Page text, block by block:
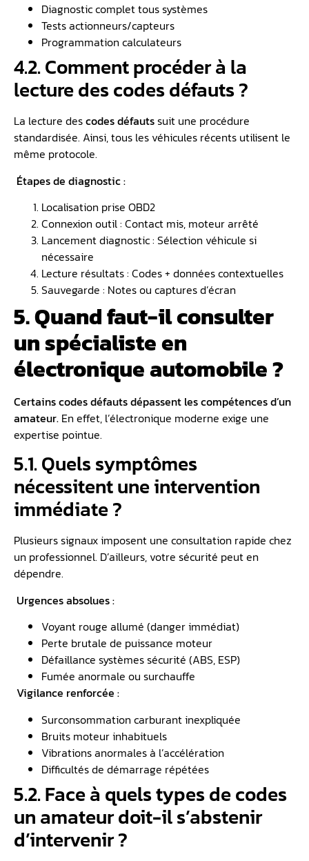
Diagnostic complet tous systèmes
Tests actionneurs/capteurs
Programmation calculateurs
4.2. Comment procéder à la
lecture des codes défauts ?
La lecture descodes défautssuit une procédure
standardisée. Ainsi, tous les véhicules récents utilisent le
même protocole.
Étapes de diagnostic :
Localisation prise OBD2
Connexion outil : Contact mis, moteur arrêté
Lancement diagnostic : Sélection véhicule si
nécessaire
Lecture résultats : Codes + données contextuelles
Sauvegarde : Notes ou captures d’écran
5. Quand faut-il consulter
un spécialiste en
électronique automobile ?
Certains codes défauts dépassent les compétences d’un
amateur. En effet, l’électronique moderne exige une
expertise pointue.
5.1. Quels symptômes
nécessitent une intervention
immédiate ?
Plusieurs signaux imposent une consultation rapide chez
un professionnel. D’ailleurs, votre sécurité peut en
dépendre.
Urgences absolues :
Voyant rouge allumé (danger immédiat)
Perte brutale de puissance moteur
Défaillance systèmes sécurité (ABS, ESP)
Fumée anormale ou surchauffe
️ Vigilance renforcée :
Surconsommation carburant inexpliquée
Bruits moteur inhabituels
Vibrations anormales à l’accélération
Difficultés de démarrage répétées
5.2. Face à quels types de codes
un amateur doit-il s’abstenir
d’intervenir ?